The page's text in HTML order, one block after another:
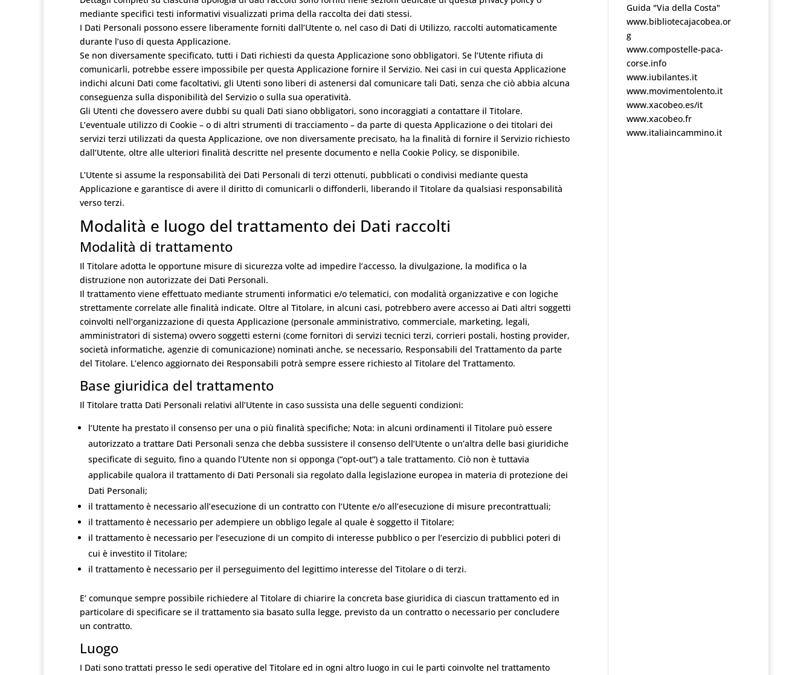
mediante specifici testi informativi visualizzati prima della raccolta dei dati stessi.
I Dati Personali possono essere liberamente forniti dall’Utente o, nel caso di Dati di Utilizzo, raccolti automaticamente
durante l’uso di questa Applicazione.
Se non diversamente specificato, tutti i Dati richiesti da questa Applicazione sono obbligatori. Se l’Utente rifiuta di
comunicarli, potrebbe essere impossibile per questa Applicazione fornire il Servizio. Nei casi in cui questa Applicazione
indichi alcuni Dati come facoltativi, gli Utenti sono liberi di astenersi dal comunicare tali Dati, senza che ciò abbia alcuna
conseguenza sulla disponibilità del Servizio o sulla sua operatività.
Gli Utenti che dovessero avere dubbi su quali Dati siano obbligatori, sono incoraggiati a contattare il Titolare.
L’eventuale utilizzo di Cookie – o di altri strumenti di tracciamento – da parte di questa Applicazione o dei titolari dei
servizi terzi utilizzati da questa Applicazione, ove non diversamente precisato, ha la finalità di fornire il Servizio richiesto
dall’Utente, oltre alle ulteriori finalità descritte nel presente documento e nella Cookie Policy, se disponibile.
L’Utente si assume la responsabilità dei Dati Personali di terzi ottenuti, pubblicati o condivisi mediante questa
Applicazione e garantisce di avere il diritto di comunicarli o diffonderli, liberando il Titolare da qualsiasi responsabilità
verso terzi.
Modalità e luogo del trattamento dei Dati raccolti
Modalità di trattamento
Il Titolare adotta le opportune misure di sicurezza volte ad impedire l’accesso, la divulgazione, la modifica o la
distruzione non autorizzate dei Dati Personali.
Il trattamento viene effettuato mediante strumenti informatici e/o telematici, con modalità organizzative e con logiche
strettamente correlate alle finalità indicate. Oltre al Titolare, in alcuni casi, potrebbero avere accesso ai Dati altri soggetti
coinvolti nell’organizzazione di questa Applicazione (personale amministrativo, commerciale, marketing, legali,
amministratori di sistema) ovvero soggetti esterni (come fornitori di servizi tecnici terzi, corrieri postali, hosting provider,
società informatiche, agenzie di comunicazione) nominati anche, se necessario, Responsabili del Trattamento da parte
del Titolare. L’elenco aggiornato dei Responsabili potrà sempre essere richiesto al Titolare del Trattamento.
Base giuridica del trattamento
Il Titolare tratta Dati Personali relativi all’Utente in caso sussista una delle seguenti condizioni:
l’Utente ha prestato il consenso per una o più finalità specifiche; Nota: in alcuni ordinamenti il Titolare può essere
autorizzato a trattare Dati Personali senza che debba sussistere il consenso dell’Utente o un’altra delle basi giuridiche
specificate di seguito, fino a quando l’Utente non si opponga (“opt-out”) a tale trattamento. Ciò non è tuttavia
applicabile qualora il trattamento di Dati Personali sia regolato dalla legislazione europea in materia di protezione dei
Dati Personali;
il trattamento è necessario all’esecuzione di un contratto con l’Utente e/o all’esecuzione di misure precontrattuali;
il trattamento è necessario per adempiere un obbligo legale al quale è soggetto il Titolare;
il trattamento è necessario per l’esecuzione di un compito di interesse pubblico o per l’esercizio di pubblici poteri di
cui è investito il Titolare;
il trattamento è necessario per il perseguimento del legittimo interesse del Titolare o di terzi.
E’ comunque sempre possibile richiedere al Titolare di chiarire la concreta base giuridica di ciascun trattamento ed in
particolare di specificare se il trattamento sia basato sulla legge, previsto da un contratto o necessario per concludere
un contratto.
Luogo
I Dati sono trattati presso le sedi operative del Titolare ed in ogni altro luogo in cui le parti coinvolte nel trattamento
Guida "Via della Costa"
www.bibliotecajacobea.or
g
www.compostelle-paca-
corse.info
www.iubilantes.it
www.movimentolento.it
www.xacobeo.es/it
www.xacobeo.fr
www.italiaincammino.it